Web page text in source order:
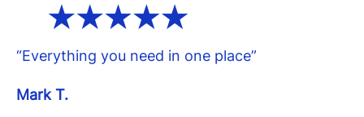
“Everything you need in one place”
Mark T.